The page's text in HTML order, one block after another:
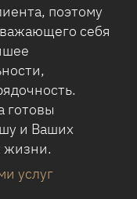
поэтому
себя
готовы
и Ваших
жизни.
услуг